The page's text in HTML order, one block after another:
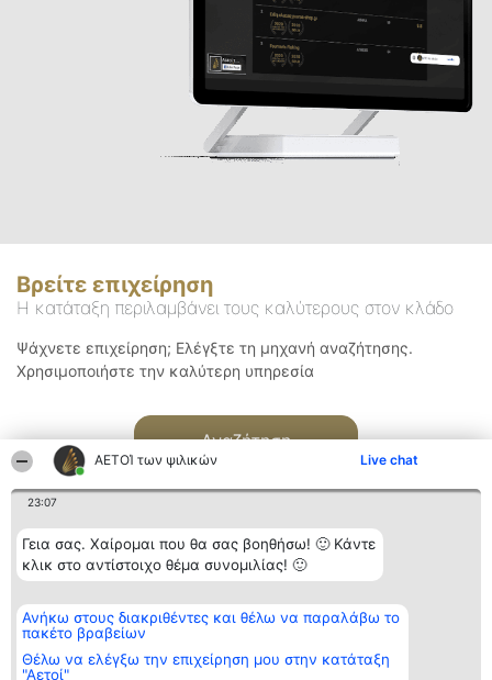
ΑΕΤΟΊ των ψιλικών Live chat
23:07
Γεια σας. Χαίρομαι που θα σας βοηθήσω! 🙂 Κάντε
κλικ στο αντίστοιχο θέμα συνομιλίας! 🙂
Ανήκω στους διακριθέντες και θέλω να παραλάβω το
πακέτο βραβείων
Θέλω να ελέγξω την επιχείρηση μου στην κατάταξη
"Αετοί"
Βρείτε επιχείρηση
Η κατάταξη περιλαμβάνει τους καλύτερους στον κλάδο
Ψάχνετε επιχείρηση; Ελέγξτε τη μηχανή αναζήτησης.
Χρησιμοποιήστε την καλύτερη υπηρεσία
Αναζήτηση
Διοργανωτής της
κατάταξης
BEAUTIFUL COMPANY
ΤΗΛ. ΕΠΙΚΟΙΝΩΝΙΑΣ:
Κατάταξη
Διακριθέντες
των
διακριθέντων
Επικοινωνία
Επικοινωνία